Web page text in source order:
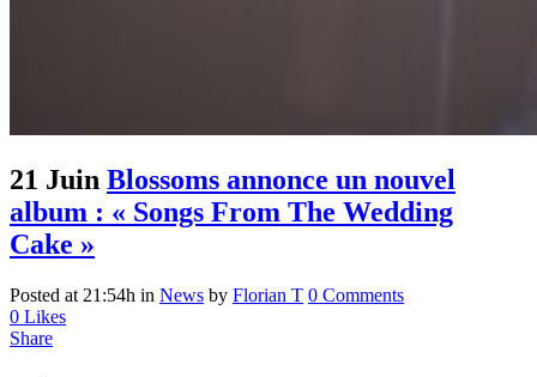
21 Juin Blossoms annonce un nouvel
album : « Songs From The Wedding
Cake »
Posted at 21:54h in News by Florian T 0 Comments
0 Likes
Share